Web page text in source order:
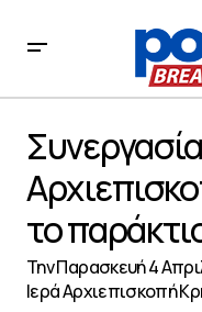
παράκτιο μέτωπο
το
Την Παρασκευή 4
Ιερά Αρχιεπισκοπή